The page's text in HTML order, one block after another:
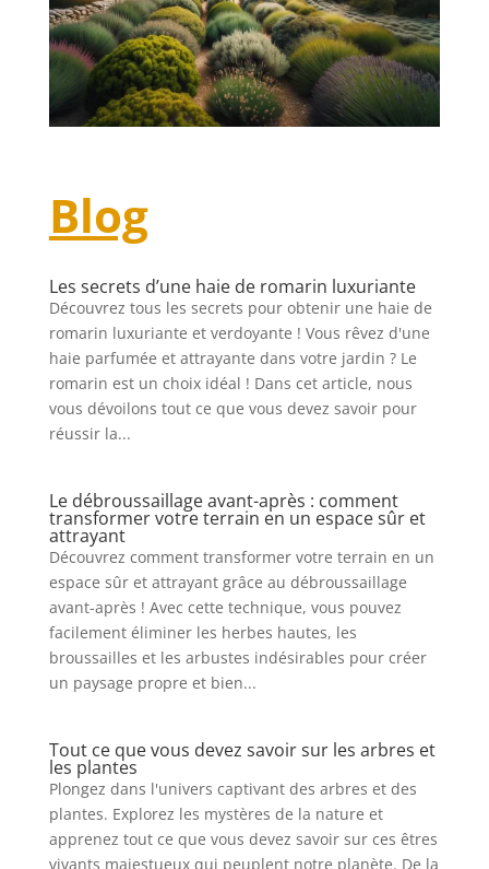
Blog
Les secrets d’une haie de romarin luxuriante
Découvrez tous les secrets pour obtenir une haie de
romarin luxuriante et verdoyante ! Vous rêvez d'une
haie parfumée et attrayante dans votre jardin ? Le
romarin est un choix idéal ! Dans cet article, nous
vous dévoilons tout ce que vous devez savoir pour
réussir la...
Le débroussaillage avant-après : comment
transformer votre terrain en un espace sûr et
attrayant
Découvrez comment transformer votre terrain en un
espace sûr et attrayant grâce au débroussaillage
avant-après ! Avec cette technique, vous pouvez
facilement éliminer les herbes hautes, les
broussailles et les arbustes indésirables pour créer
un paysage propre et bien...
Tout ce que vous devez savoir sur les arbres et
les plantes
Plongez dans l'univers captivant des arbres et des
plantes. Explorez les mystères de la nature et
apprenez tout ce que vous devez savoir sur ces êtres
vivants majestueux qui peuplent notre planète. De la